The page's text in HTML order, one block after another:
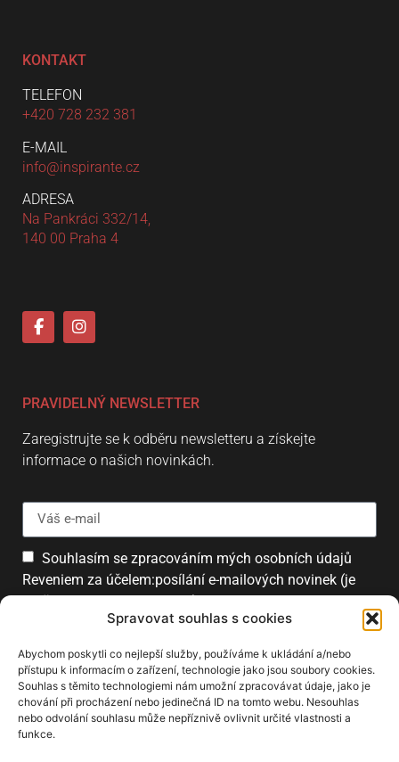
Spravovat souhlas s cookies
Abychom poskytli co nejlepší služby, používáme k ukládání a/nebo
přístupu k informacím o zařízení, technologie jako jsou soubory cookies.
Souhlas s těmito technologiemi nám umožní zpracovávat údaje, jako je
chování při procházení nebo jedinečná ID na tomto webu. Nesouhlas
nebo odvolání souhlasu může nepříznivě ovlivnit určité vlastnosti a
funkce.
KONTAKT
TELEFON
+420 728 232 381
E-MAIL
info@inspirante.cz
ADRESA
Na Pankráci 332/14,
140 00 Praha 4
PRAVIDELNÝ NEWSLETTER
Zaregistrujte se k odběru newsletteru a získejte
informace o našich novinkách.
Souhlasím se zpracováním mých osobních údajů
Reveniem za účelem:posílání e-mailových novinek (je
možné se kdykoliv odhlásit).
PARTNEŘI